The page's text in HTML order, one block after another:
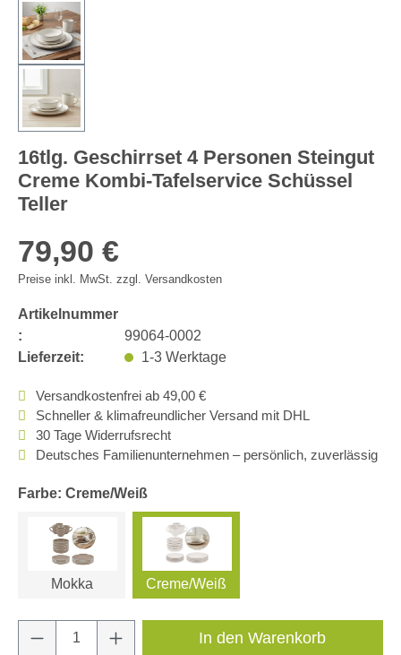
16tlg. Geschirrset 4 Personen Steingut
Creme Kombi-Tafelservice Schüssel
Teller
79,90 €
Preise inkl. MwSt. zzgl. Versandkosten
Artikelnummer
:
99064-0002
Lieferzeit:
1-3 Werktage
Versandkostenfrei ab 49,00 €
Schneller & klimafreundlicher Versand mit DHL
30 Tage Widerrufsrecht
Deutsches Familienunternehmen – persönlich, zuverlässig
Farbe: Creme/Weiß
Mokka Creme/Weiß
Produkt Anzahl: Gib den gewünschten
In den Warenkorb